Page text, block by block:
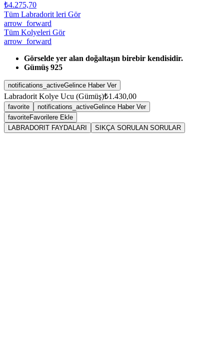
₺4.275,70
Tüm Labradorit leri Gör
arrow_forward
Tüm Kolyeleri Gör
arrow_forward
Görselde yer alan doğaltaşın birebir kendisidir.
Gümüş 925
notifications_activeGelince Haber Ver
Labradorit Kolye Ucu (Gümüş)₺1.430,00
favorite notifications_activeGelince Haber Ver
favoriteFavorilere Ekle
LABRADORIT FAYDALARI
SIKÇA SORULAN SORULAR